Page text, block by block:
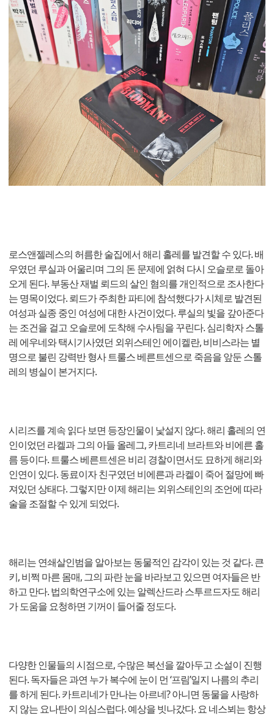
로스앤젤레스의 허름한 술집에서 해리 홀레를 발견할 수 있다. 배
우였던 루실과 어울리며 그의 돈 문제에 얽혀 다시 오슬로로 돌아
오게 된다. 부동산 재벌 뢰드의 살인 혐의를 개인적으로 조사한다
는 명목이었다. 뢰드가 주최한 파티에 참석했다가 시체로 발견된
여성과 실종 중인 여성에 대한 사건이었다. 루실의 빛을 갚아준다
는 조건을 걸고 오슬로에 도착해 수사팀을 꾸린다. 심리학자 스톨
레 에우네와 택시기사였던 외위스테인 에이켈란, 비비스라는 별
명으로 불린 강력반 형사 트룰스 베른트센으로 죽음을 앞둔 스톨
레의 병실이 본거지다.
시리즈를 계속 읽다 보면 등장인물이 낯설지 않다. 해리 홀레의 연
인이었던 라켈과 그의 아들 올레그, 카트리네 브라트와 비에른 홀
름 등이다. 트룰스 베른트센은 비리 경찰이면서도 묘하게 해리와
인연이 있다. 동료이자 친구였던 비에른과 라켈이 죽어 절망에 빠
져있던 상태다. 그렇지만 이제 해리는 외위스테인의 조언에 따라
술을 조절할 수 있게 되었다.
해리는 연쇄살인범을 알아보는 동물적인 감각이 있는 것 같다. 큰
키, 비쩍 마른 몸매, 그의 파란 눈을 바라보고 있으면 여자들은 반
하고 만다. 법의학연구소에 있는 알렉산드라 스투르드자도 해리
가 도움을 요청하면 기꺼이 들어줄 정도다.
다양한 인물들의 시점으로, 수많은 복선을 깔아두고 소설이 진행
된다. 독자들은 과연 누가 복수에 눈이 먼 ‘프림’일지 나름의 추리
를 하게 된다. 카트리네가 만나는 아르네? 아니면 동물을 사랑하
지 않는 요나탄이 의심스럽다. 예상을 빗나갔다. 요 네스뵈는 항상